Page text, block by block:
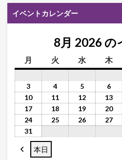
イベントカレンダー
8月 2026 の
月 火 水 木
3
4 5 6
10
11 12 13
17
18 19 20
24
25 26 27
31
前
本日